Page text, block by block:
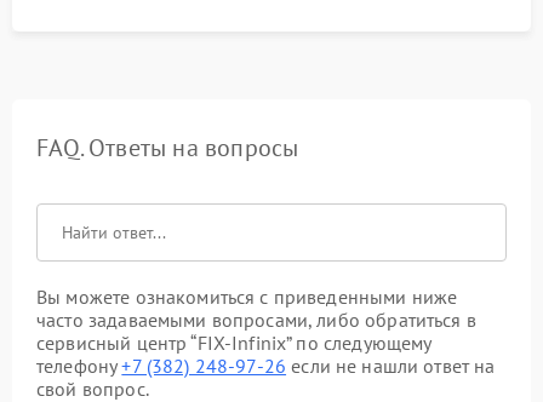
FAQ. Ответы на вопросы
Вы можете ознакомиться с приведенными ниже
часто задаваемыми вопросами, либо обратиться в
сервисный центр “FIX-Infinix” по следующему
телефону+7 (382) 248-97-26 если не нашли ответ на
свой вопрос.